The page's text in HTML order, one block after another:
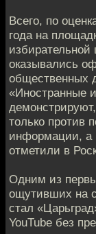
Всего, по
года на
оказывались
общественных
«Иностранные
только против
информации, а
отметили в
Одним из
ощутивших на
стал
YouTube без